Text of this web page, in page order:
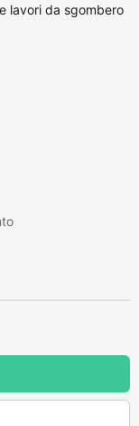
lavori da sgombero